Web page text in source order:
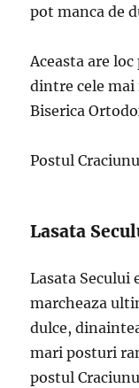
pot manca de
Aceasta are
dintre cele
Biserica
Postul
Lasata
Lasata Secului
marcheaza
dulce,
mari posturi
postul